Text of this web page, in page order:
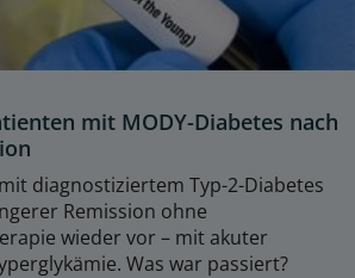
mit MODY-Diabetes nach
diagnostiziertem Typ-2-Diabetes
Remission ohne
wieder vor – mit akuter
Was war passiert?